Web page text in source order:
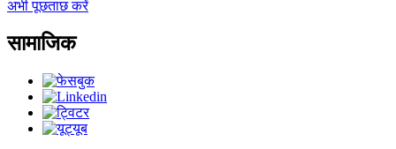
अभी पूछताछ करें
सामाजिक